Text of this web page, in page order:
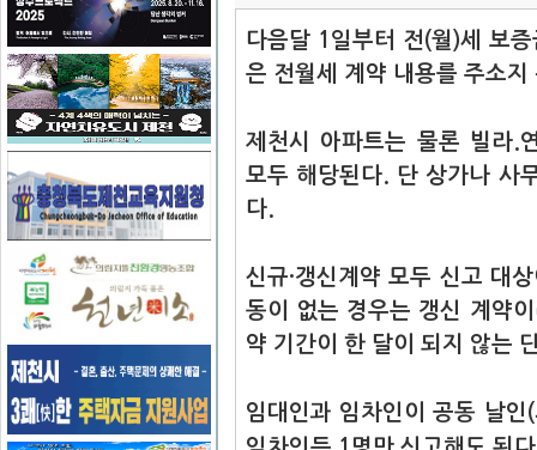
다음달 1일부터 전(월)세 보
은 전월세 계약 내용를 주소
제천시 아파트는 물론 빌라.
모두 해당된다. 단 상가나 사
다.
신규·갱신계약 모두 신고 대
동이 없는 경우는 갱신 계약
약 기간이 한 달이 되지 않는
임대인과 임차인이 공동 날